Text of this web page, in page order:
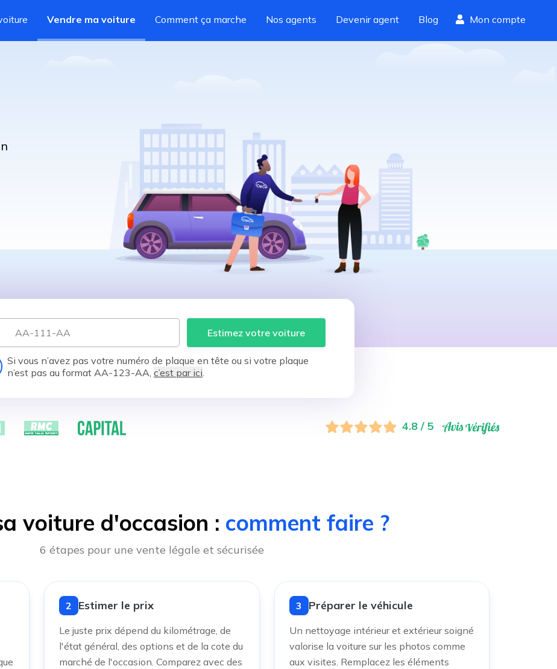
Vendre ma voiture Comment ça marche Nos agents Devenir agent Blog Mon compte
Estimez votre voiture
Si vous n’avez pas votre numéro de plaque en tête ou si votre plaque
n’est pas au format AA-123-AA, c’est par ici.
4.8 / 5
voiture d'occasion : comment faire ?
6 étapes pour une vente légale et sécurisée
2 Estimer le prix
Le juste prix dépend du kilométrage, de
l'état général, des options et de la cote du
marché de l'occasion. Comparez avec des
3 Préparer le véhicule
Un nettoyage intérieur et extérieur soigné
valorise la voiture sur les photos comme
aux visites. Remplacez les éléments